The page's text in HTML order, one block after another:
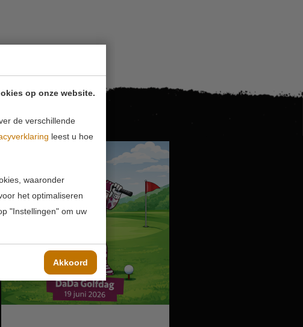
op onze website.
de verschillende
leest u hoe
waaronder
het optimaliseren
"Instellingen" om uw
Akkoord